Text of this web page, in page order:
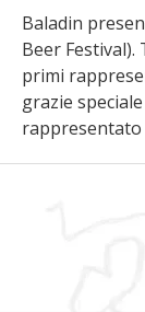
Baladin
Beer Festival).
primi
grazie
rappresentato